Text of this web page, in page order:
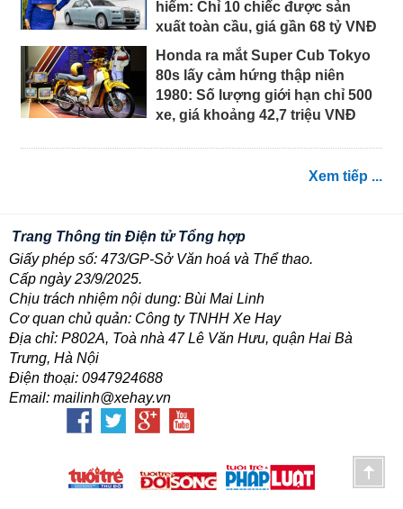
hiếm: Chỉ 10 chiếc được sản
xuất toàn cầu, giá gần 68 tỷ VNĐ
Honda ra mắt Super Cub Tokyo
80s lấy cảm hứng thập niên
1980: Số lượng giới hạn chỉ 500
xe, giá khoảng 42,7 triệu VNĐ
Xem tiếp ...
Trang Thông tin Điện tử Tổng hợp
Giấy phép số: 473/GP-Sở Văn hoá và Thể thao.
Cấp ngày 23/9/2025.
Chịu trách nhiệm nội dung: Bùi Mai Linh
Cơ quan chủ quản: Công ty TNHH Xe Hay
Địa chỉ: P802A, Toà nhà 47 Lê Văn Hưu, quận Hai Bà
Trưng, Hà Nội
Điện thoại: 0947924688
Email: mailinh@xehay.vn